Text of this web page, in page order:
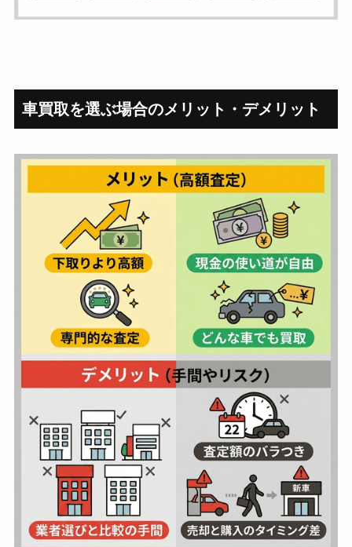
車買取を選ぶ場合のメリット・デメリット